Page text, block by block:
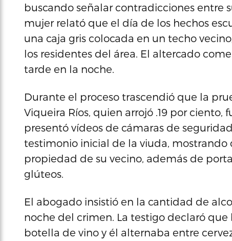
buscando señalar contradicciones entre
mujer relató que el día de los hechos
una caja gris colocada en un techo
los residentes del área. El altercado
tarde en la noche.
Durante el proceso trascendió que la
Viqueira Ríos, quien arrojó .19 por ciento,
presentó vídeos de cámaras de
testimonio inicial de la viuda, mostrando
propiedad de su vecino, además de
glúteos.
El abogado insistió en la cantidad de
noche del crimen. La testigo declaró
botella de vino y él alternaba entre